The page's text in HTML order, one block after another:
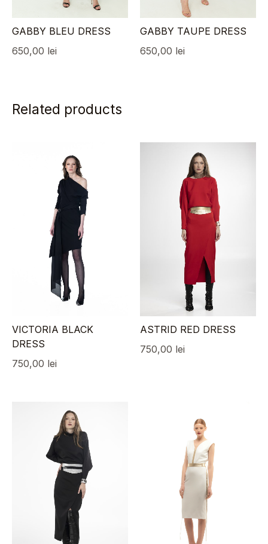
GABBY BLEU DRESS
650,00 lei
GABBY TAUPE DRESS
650,00 lei
Related products
VICTORIA BLACK
DRESS
750,00 lei
ASTRID RED DRESS
750,00 lei